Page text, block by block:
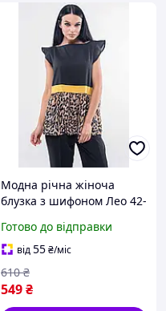
Модна річна жіноча
блузка з шифоном Лео 42-
Готово до відправки
від55₴/міс
549₴
610 ₴